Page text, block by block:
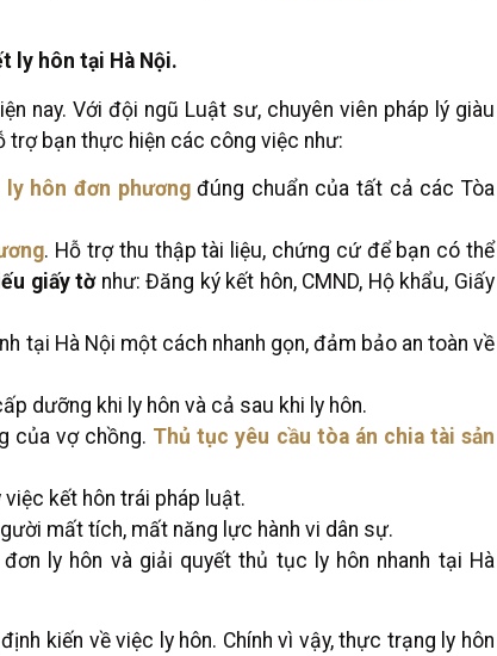
ly hôn tại Hà Nội.
nay. Với đội ngũ Luật sư, chuyên viên pháp lý giàu
trợ bạn thực hiện các công việc như:
ly hôn đơn phươngđúng chuẩn của tất cả các Tòa
. Hỗ trợ thu thập tài liệu, chứng cứ để bạn có thể
giấy tờ như: Đăng ký kết hôn, CMND, Hộ khẩu, Giấy
tại Hà Nội một cách nhanh gọn, đảm bảo an toàn về
dưỡng khi ly hôn và cả sau khi ly hôn.
của vợ chồng. Thủ tục yêu cầu tòa án chia tài sản
kết hôn trái pháp luật.
mất tích, mất năng lực hành vi dân sự.
ly hôn và giải quyết thủ tục ly hôn nhanh tại Hà
kiến về việc ly hôn. Chính vì vậy, thực trạng ly hôn